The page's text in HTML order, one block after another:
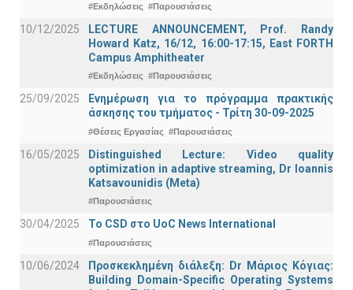
#Εκδηλώσεις #Παρουσιάσεις
10/12/2025
LECTURE ANNOUNCEMENT, Prof. Randy
Howard Katz, 16/12, 16:00-17:15, East FORTH
Campus Amphitheater
#Εκδηλώσεις #Παρουσιάσεις
25/09/2025
Ενημέρωση για το πρόγραμμα πρακτικής
άσκησης του τμήματος - Τρίτη 30-09-2025
#Θέσεις Εργασίας #Παρουσιάσεις
16/05/2025
Distinguished Lecture: Video quality
optimization in adaptive streaming, Dr Ioannis
Katsavounidis (Meta)
#Παρουσιάσεις
30/04/2025 To CSD στο UoC News International
#Παρουσιάσεις
10/06/2024
Προσκεκλημένη διάλεξη: Dr Μάριος Κόγιας:
Building Domain-Specific Operating Systems